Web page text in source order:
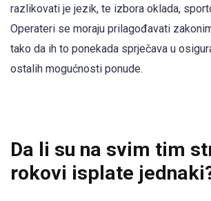
razlikovati je jezik, te izbora oklada,
Operateri se moraju prilagođavati
tako da ih to ponekada sprječava u
ostalih mogućnosti ponude.
Da li su na svim tim
rokovi isplate